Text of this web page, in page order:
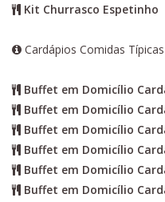
Kit Churrasco Espetinho
Cardápios Comidas Típicas
Buffet em Domicílio
Buffet em Domicílio
Buffet em Domicílio
Buffet em Domicílio
Buffet em Domicílio
Buffet em Domicílio